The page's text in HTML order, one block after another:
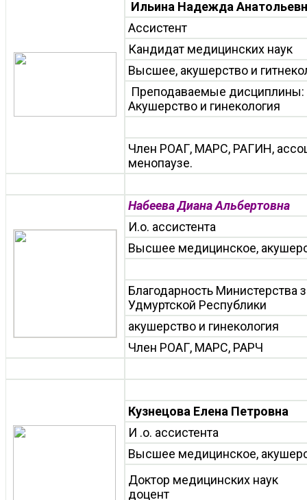
Ильина Надежда
Ассистент
Кандидат медицинских наук
Высшее, акушерство и
Преподаваемые дисциплины:
Акушерство и гинекология
Член РОАГ, МАРС, РАГИН,
менопаузе.
Набеева Диана Альбертовна
И.о. ассистента
Высшее медицинское,
Благодарность Министерства
Удмуртской Республики
акушерство и гинекология
Член РОАГ, МАРС, РАРЧ
Кузнецова Елена Петровна
И .о. ассистента
Высшее медицинское,
Доктор медицинских наук
доцент